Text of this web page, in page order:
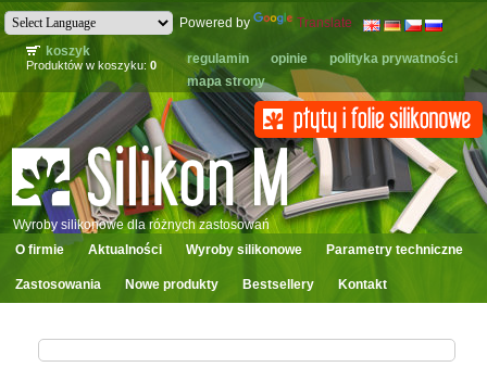
Powered by
Translate
koszyk
Produktów w koszyku:0 regulamin opinie
polityka prywatności
mapa strony
Wyroby silikonowe dla różnych zastosowań
O firmie
Aktualności Wyroby silikonowe Parametry techniczne
Zastosowania Nowe produkty Bestsellery Kontakt